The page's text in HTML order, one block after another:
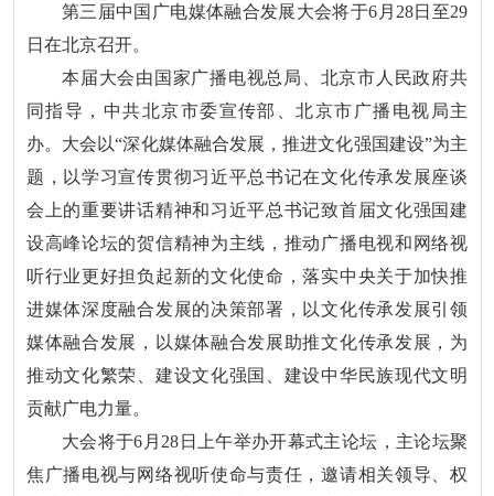
第三届中国广电媒体融合发展大会将于6月28日至29
日在北京召开。
本届大会由国家广播电视总局、北京市人民政府共
同指导，中共北京市委宣传部、北京市广播电视局主
办。大会以“深化媒体融合发展，推进文化强国建设”为主
题，以学习宣传贯彻习近平总书记在文化传承发展座谈
会上的重要讲话精神和习近平总书记致首届文化强国建
设高峰论坛的贺信精神为主线，推动广播电视和网络视
听行业更好担负起新的文化使命，落实中央关于加快推
进媒体深度融合发展的决策部署，以文化传承发展引领
媒体融合发展，以媒体融合发展助推文化传承发展，为
推动文化繁荣、建设文化强国、建设中华民族现代文明
贡献广电力量。
大会将于6月28日上午举办开幕式主论坛，主论坛聚
焦广播电视与网络视听使命与责任，邀请相关领导、权